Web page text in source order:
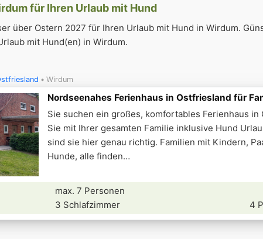
für Ihren Urlaub mit Hund
über Ostern 2027 für Ihren Urlaub mit Hund in Wirdum.
mit Hund(en) in Wirdum.
Wirdum
Nordseenahes Ferienhaus in Ostfriesland für
Sie suchen ein großes, komfortables Ferienhaus in
Sie mit Ihrer gesamten Familie inklusive Hund
sind sie hier genau richtig. Familien mit Kindern,
Hunde, alle finden
max. 7 Personen
3 Schlafzimmer
4